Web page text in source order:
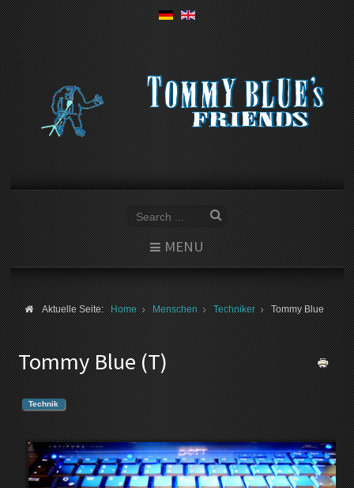
MENU
Aktuelle Seite:Home Menschen Techniker Tommy Blue
Tommy Blue (T)
Technik